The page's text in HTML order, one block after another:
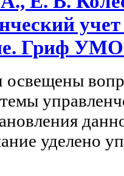
учет
Гриф
уделено